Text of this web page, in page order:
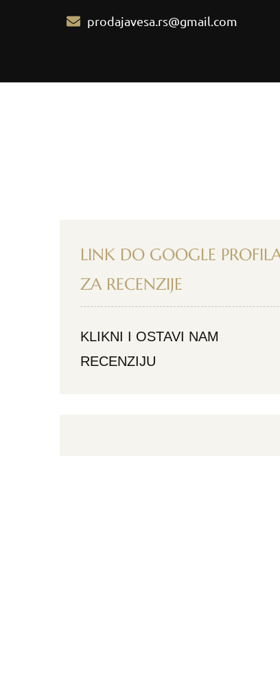
prodajavesa.rs@gmail.com
LINK DO GOOGLE
ZA RECENZIJE
KLIKNI I OSTAVI NAM
RECENZIJU